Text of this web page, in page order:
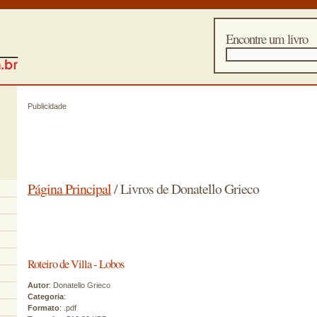
Encontre um livro
Publicidade
Página Principal/ Livros de Donatello Grieco
Roteiro de Villa - Lobos
Autor: Donatello Grieco
Categoria:
Formato: .pdf